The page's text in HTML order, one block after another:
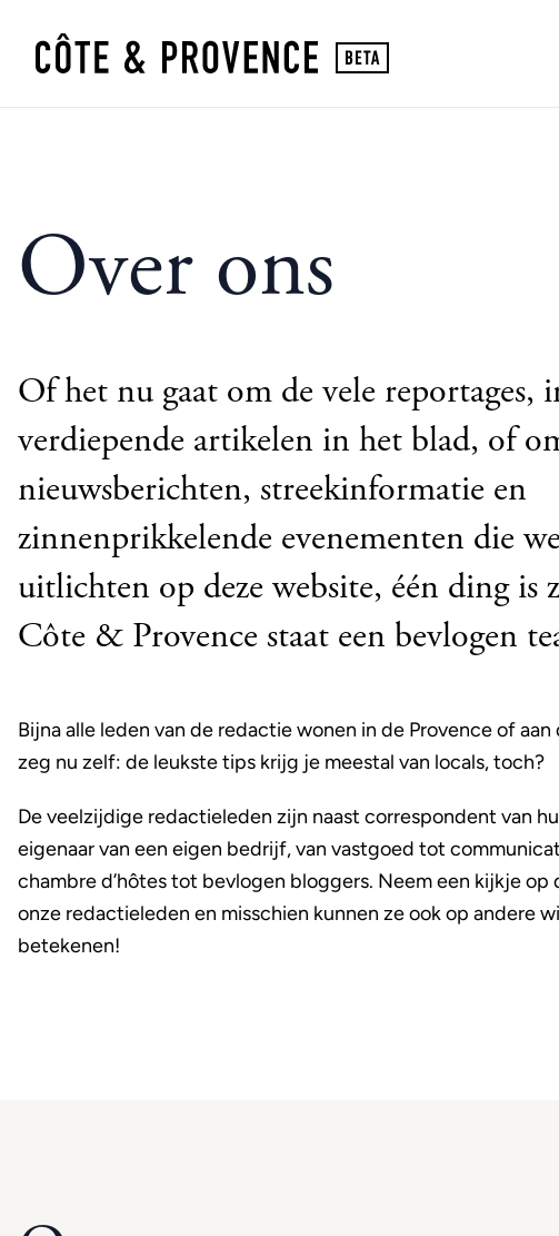
Over ons
Of het nu gaat om de vele reportages,
verdiepende artikelen in het blad, of
nieuwsberichten, streekinformatie en
zinnenprikkelende evenementen die
uitlichten op deze website, één ding is
Côte & Provence staat een bevlogen
Bijna alle leden van de redactie wonen in de Provence of aan
zeg nu zelf: de leukste tips krijg je meestal van locals, toch?
De veelzijdige redactieleden zijn naast correspondent van
eigenaar van een eigen bedrijf, van vastgoed tot
chambre d’hôtes tot bevlogen bloggers. Neem een kijkje op
onze redactieleden en misschien kunnen ze ook op andere
betekenen!